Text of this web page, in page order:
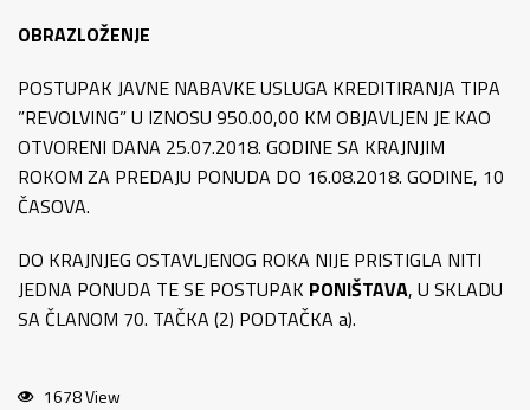
OBRAZLOŽENJE
POSTUPAK JAVNE NABAVKE USLUGA KREDITIRANJA TIPA
”REVOLVING” U IZNOSU 950.00,00 KM OBJAVLJEN JE KAO
OTVORENI DANA 25.07.2018. GODINE SA KRAJNJIM
ROKOM ZA PREDAJU PONUDA DO 16.08.2018. GODINE, 10
ČASOVA.
DO KRAJNJEG OSTAVLJENOG ROKA NIJE PRISTIGLA NITI
JEDNA PONUDA TE SE POSTUPAK PONIŠTAVA, U SKLADU
SA ČLANOM 70. TAČKA (2) PODTAČKA a).
1678 View